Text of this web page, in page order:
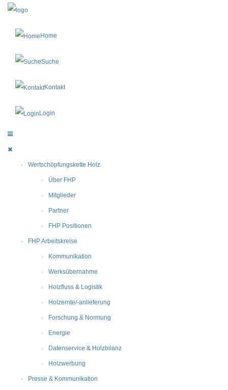
Home
Suche
Kontakt
Login
Wertschöpfungskette Holz
Über FHP
Mitglieder
Partner
FHP Positionen
FHP Arbeitskreise
Kommunikation
Werksübernahme
Holzfluss & Logistik
Holzernte/-anlieferung
Forschung & Normung
Energie
Datenservice & Holzbilanz
Holzwerbung
Presse & Kommunikation